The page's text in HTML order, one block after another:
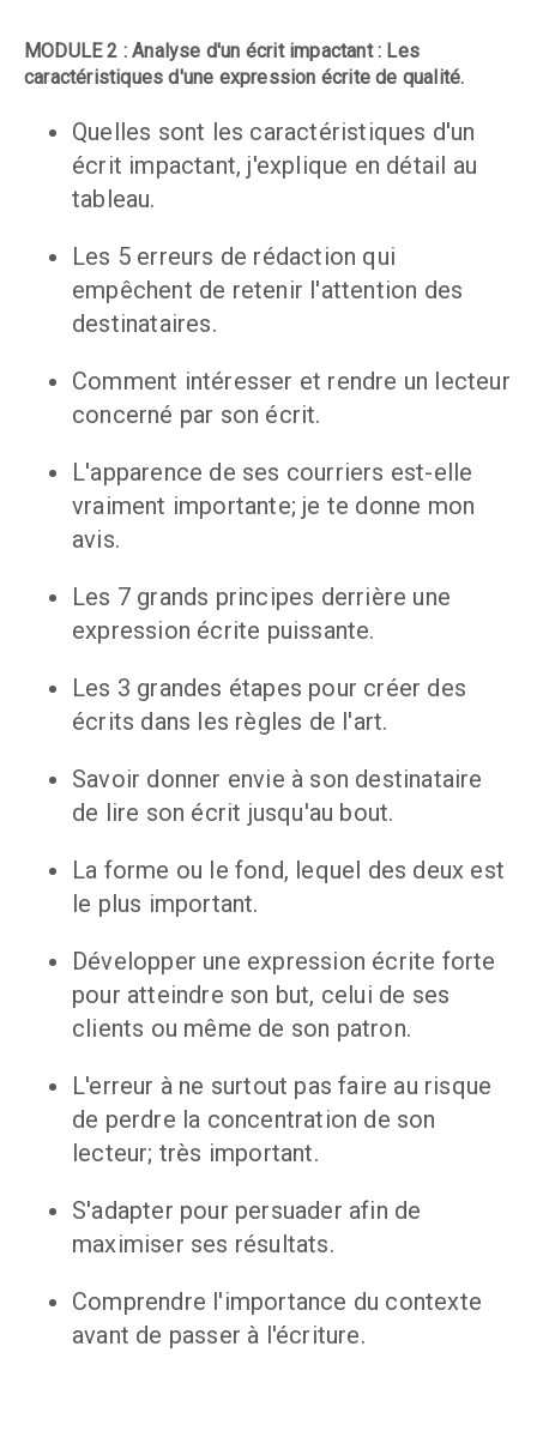
MODULE 2 : Analyse d'un écrit impactant : Les
caractéristiques d'une expression écrite de qualité.
Quelles sont les caractéristiques d'un
écrit impactant, j'explique en détail au
tableau.
Les 5 erreurs de rédaction qui
empêchent de retenir l'attention des
destinataires.
Comment intéresser et rendre un lecteur
concerné par son écrit.
L'apparence de ses courriers est-elle
vraiment importante; je te donne mon
avis.
Les 7 grands principes derrière une
expression écrite puissante.
Les 3 grandes étapes pour créer des
écrits dans les règles de l'art.
Savoir donner envie à son destinataire
de lire son écrit jusqu'au bout.
La forme ou le fond, lequel des deux est
le plus important.
Développer une expression écrite forte
pour atteindre son but, celui de ses
clients ou même de son patron.
L'erreur à ne surtout pas faire au risque
de perdre la concentration de son
lecteur; très important.
S'adapter pour persuader afin de
maximiser ses résultats.
Comprendre l'importance du contexte
avant de passer à l'écriture.